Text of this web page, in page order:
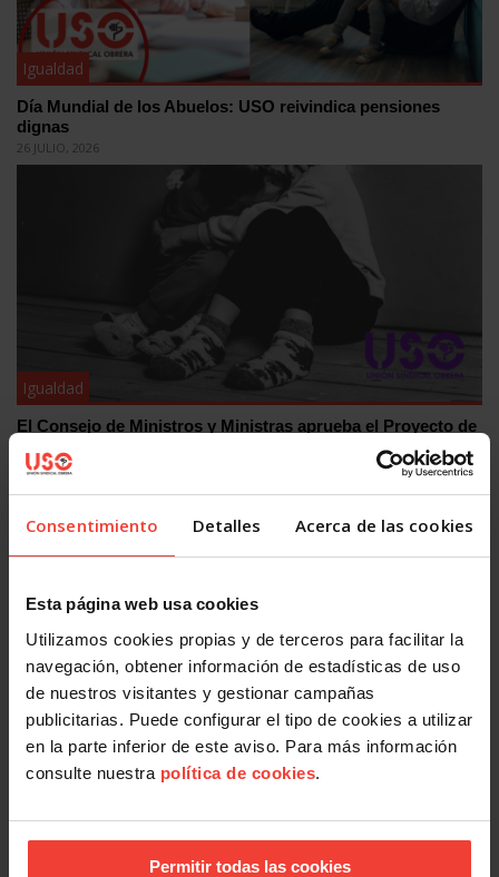
Consentimiento Detalles Acerca de las cookies
Esta página web usa cookies
Utilizamos cookies propias y de terceros para facilitar la
navegación, obtener información de estadísticas de uso
de nuestros visitantes y gestionar campañas
publicitarias. Puede configurar el tipo de cookies a utilizar
en la parte inferior de este aviso. Para más información
consulte nuestra política de cookies.
Permitir todas las cookies
Igualdad
Día Mundial de los Abuelos: USO reivindica pensiones
dignas
26 JULIO, 2026
Igualdad
El Consejo de Ministros y Ministras aprueba el Proyecto de
16 JULIO, 2026
Discriminación LGTBIQ+: el 77,8% del colectivo oculta su
identidad en el trabajo